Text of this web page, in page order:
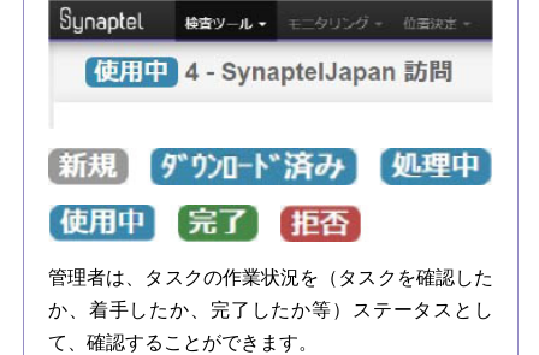
管理者は、タスクの作業状況を（タスクを確認した
か、着手したか、完了したか等）ステータスとし
て、確認することができます。